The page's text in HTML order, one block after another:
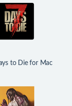
to Die for Mac